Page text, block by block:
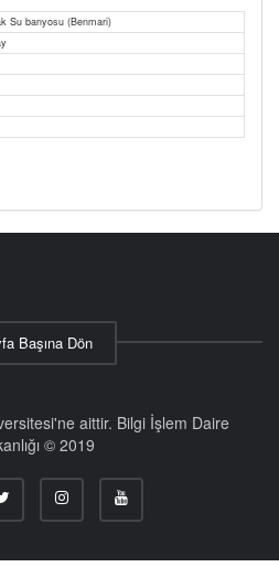
Su banyosu (Benmari)
Başına Dön
aittir. Bilgi İşlem Daire
© 2019